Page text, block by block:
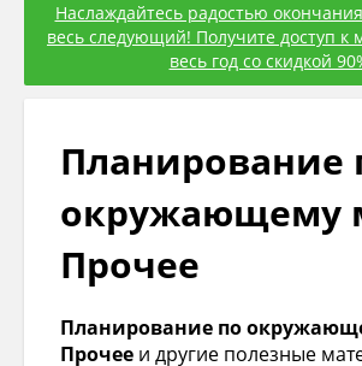
Наслаждайтесь радостью
весь следующий! Получите доступ к
весь год со скидкой
Планирование
окружающему
Прочее
Планирование по
Прочее и другие полезные